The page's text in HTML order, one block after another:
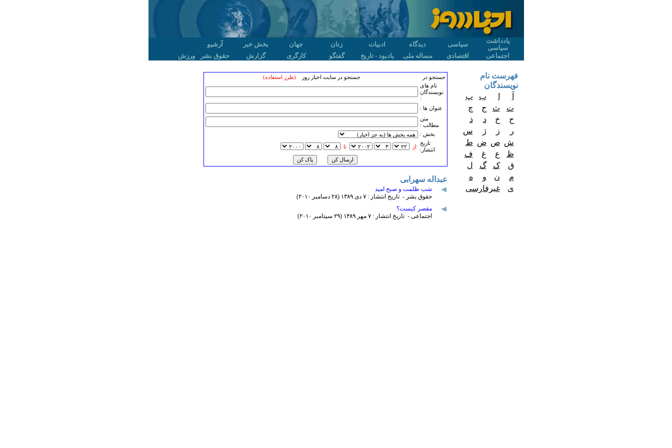
یادداشت
سیاسی
سیاسی دیدگاه ادبیات زنان جهان بخش خبر
آرشیو
اجتماعی
اقتصادی مساله ملی یادبود - تاریخ گفتگو کارگری گزارش حقوق بشر ورزش
جستجو در جستجو در سایت اخبار روز(طرز استفاده)
نام های
نویسندگان
:
عنوان ها :
متن
مطالب :
بخش :
تاريخ
انتشار:
از تا
عبداله سهرابی
شب ظلمت و صبح امید
حقوق بشر - تاریخ انتشار : ۷ دی ۱٣٨۹ (۲٨ دسامبر ۲۰۱۰)
مقصر کیست؟
اجتماعی - تاریخ انتشار : ۷ مهر ۱٣٨۹ (۲۹ سپتامبر ۲۰۱۰)
فهرست نام
نویسندگان
ب
پ
ت
ث ج
چ
ح
خ د
ذ
ر
ز ژ
س
ش ص ض ط
ظ
ع غ
ف
ق
ک گ
ل
م
ن و
ه
ی
غیرفارسی